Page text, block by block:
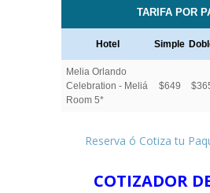
Reserva ó Cotiza tu
COTIZADOR